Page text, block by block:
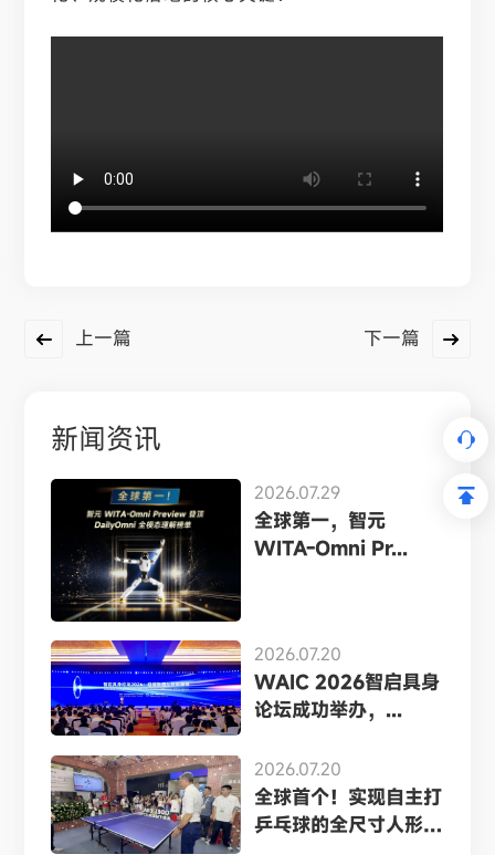
上一篇 下一篇
新闻资讯
2026.07.29
全球第一，智元
WITA-Omni Pr...
2026.07.20
WAIC 2026智启具身
论坛成功举办，...
2026.07.20
全球首个！实现自主打
乒乓球的全尺寸人形